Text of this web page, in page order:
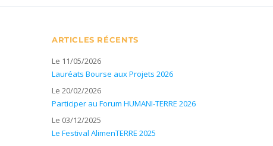
ARTICLES RÉCENTS
Le 11/05/2026
Lauréats Bourse aux Projets 2026
Le 20/02/2026
Participer au Forum HUMANI-TERRE 2026
Le 03/12/2025
Le Festival AlimenTERRE 2025